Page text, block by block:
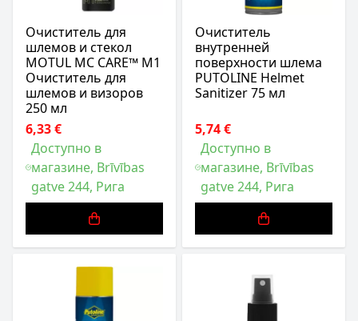
Очиститель для
шлемов и стекол
MOTUL MC CARE™ M1
Очиститель для
шлемов и визоров
250 мл
6,33 €
Доступно в
магазине, Brīvības
gatve 244, Рига
Очиститель
внутренней
поверхности шлема
PUTOLINE Helmet
Sanitizer 75 мл
5,74 €
Доступно в
магазине, Brīvības
gatve 244, Рига